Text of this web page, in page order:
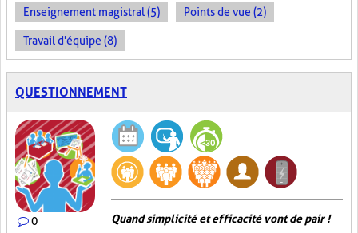
Enseignement magistral (5) Points de vue (2)
Travail d'équipe (8)
QUESTIONNEMENT
0 Quand simplicité et efficacité vont de pair !